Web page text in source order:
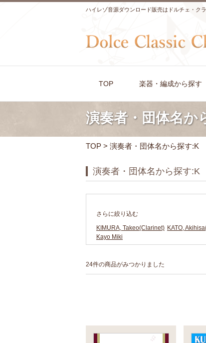
ハイレゾ音源ダウンロード販売はドルチェ・ク
TOP 楽器・編成から探す
演奏者・団体名か
TOP > 演奏者・団体名から探す:K
演奏者・団体名から探す:K
さらに絞り込む
KIMURA, Takeo(Clarinet) KATO,
Kayo Miki
24件の商品がみつかりました